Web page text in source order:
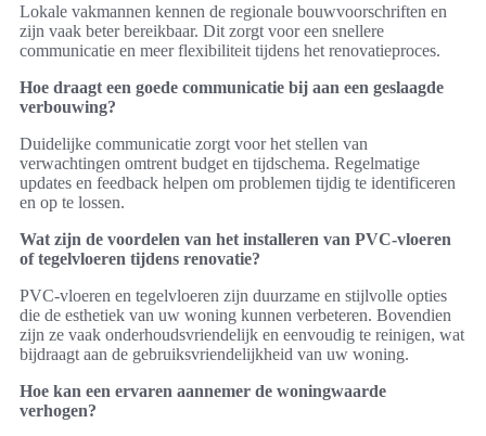
Lokale vakmannen kennen de regionale bouwvoorschriften en
zijn vaak beter bereikbaar. Dit zorgt voor een snellere
communicatie en meer flexibiliteit tijdens het renovatieproces.
Hoe draagt een goede communicatie bij aan een geslaagde
verbouwing?
Duidelijke communicatie zorgt voor het stellen van
verwachtingen omtrent budget en tijdschema. Regelmatige
updates en feedback helpen om problemen tijdig te identificeren
en op te lossen.
Wat zijn de voordelen van het installeren van PVC-vloeren
of tegelvloeren tijdens renovatie?
PVC-vloeren en tegelvloeren zijn duurzame en stijlvolle opties
die de esthetiek van uw woning kunnen verbeteren. Bovendien
zijn ze vaak onderhoudsvriendelijk en eenvoudig te reinigen, wat
bijdraagt aan de gebruiksvriendelijkheid van uw woning.
Hoe kan een ervaren aannemer de woningwaarde
verhogen?